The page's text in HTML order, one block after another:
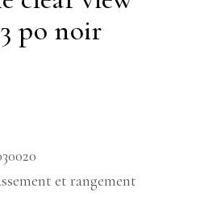
po noir
et rangement